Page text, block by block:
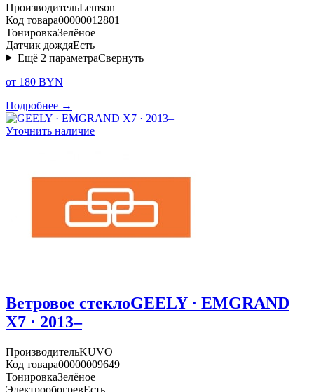
ПроизводительLemson
Код товара00000012801
ТонировкаЗелёное
Датчик дождяЕсть
Ещё 2 параметраСвернуть
от 180 BYN
Подробнее →
Уточнить наличие
Ветровое стеклоGEELY · EMGRAND
X7 · 2013–
ПроизводительKUVO
Код товара00000009649
ТонировкаЗелёное